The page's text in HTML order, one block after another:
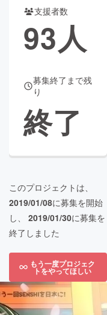
支援者数
93人
募集終了まで残
り
終了
このプロジェクトは、
2019/01/08に募集を開始
し、 2019/01/30に募集を
終了しました
もう一度プロジェク
トをやってほしい